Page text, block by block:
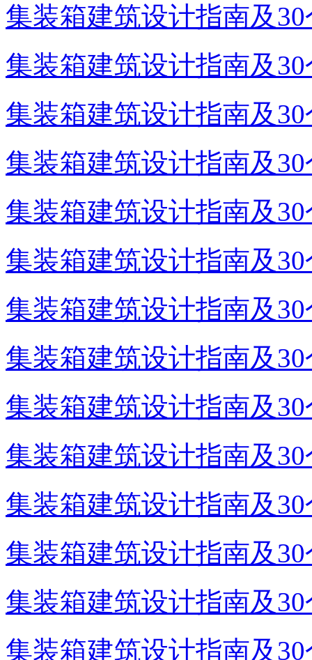
集装箱建筑设计指南及
集装箱建筑设计指南及
集装箱建筑设计指南及
集装箱建筑设计指南及
集装箱建筑设计指南及
集装箱建筑设计指南及
集装箱建筑设计指南及
集装箱建筑设计指南及
集装箱建筑设计指南及
集装箱建筑设计指南及
集装箱建筑设计指南及
集装箱建筑设计指南及
集装箱建筑设计指南及
集装箱建筑设计指南及